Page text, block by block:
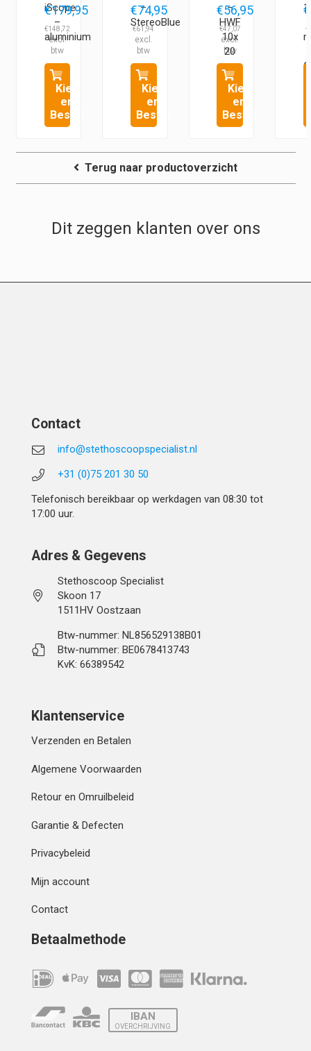
iScope
–
aluminium
€179,95
€148,72
Kies
en
Bestel
–
StereoBlue
€74,95
€61,94
Kies
en
Bestel
–
HWF
10x
20
mm
€56,95
€47,07
Kies
en
Bestel
€
€
Terug naar productoverzicht
Dit zeggen klanten over ons
Contact
info@stethoscoopspecialist.nl
+31 (0)75 201 30 50
Telefonisch bereikbaar op werkdagen van 08:30 tot
17:00 uur.
Adres & Gegevens
Stethoscoop Specialist
Skoon 17
1511HV Oostzaan
Btw-nummer: NL856529138B01
Btw-nummer: BE0678413743
KvK: 66389542
Klantenservice
Verzenden en Betalen
Algemene Voorwaarden
Retour en Omruilbeleid
Garantie & Defecten
Privacybeleid
Mijn account
Contact
Betaalmethode
IBAN
OVERCHRIJVING